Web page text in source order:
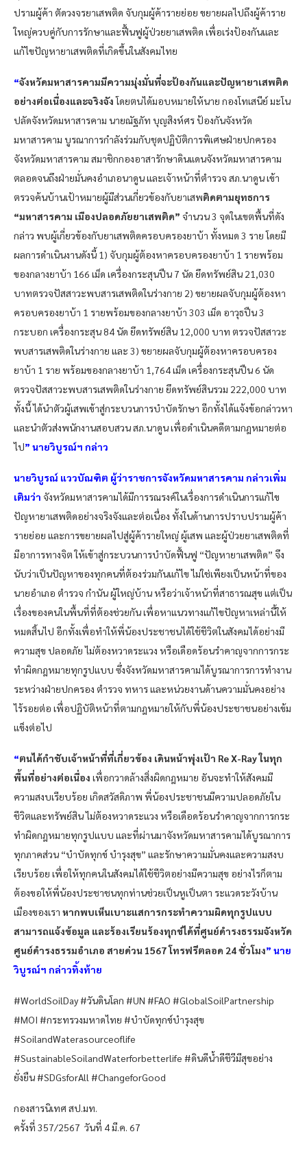
ปรามผู้ค้า ตัดวงจรยาเสพติด จับกุมผู้ค้ารายย่อย ขยายผลไปถึงผู้ค้าราย
ใหญ่ควบคู่กับการรักษาและฟื้นฟูผู้ป่วยยาเสพติด เพื่อเร่งป้องกันและ
แก้ไขปัญหายาเสพติดที่เกิดขึ้นในสังคมไทย
“จังหวัดมหาสารคามมีความมุ่งมั่นที่จะป้องกันและปัญหายาเสพติด
อย่างต่อเนื่องและจริงจังโดยตนได้มอบหมายให้นาย กองโทเสนีย์ มะโน
ปลัดจังหวัดมหาสารคาม นายณัฐภัท บุญสิงห์ศร ป้องกันจังหวัด
มหาสารคาม บูรณาการกำลังร่วมกับชุดปฏิบัติการพิเศษฝ่ายปกครอง
จังหวัดมหาสารคาม สมาชิกกองอาสารักษาดินแดนจังหวัดมหาสารคาม
ตลอดจนถึงฝ่ายมั่นคงอำเภอนาดูน และเจ้าหน้าที่ตำรวจ สภ.นาดูน เข้า
ตรวจค้นบ้านเป้าหมายผู้มีส่วนเกี่ยวข้องกับยาเสพติดตามยุทธการ
“มหาสารคาม เมืองปลอดภัยยาเสพติด” จำนวน 3 จุดในเขตพื้นที่ดัง
กล่าว พบผู้เกี่ยวข้องกับยาเสพติดครอบครองยาบ้า ทั้งหมด 3 ราย โดยมี
ผลการดำเนินงานดังนี้ 1) จับกุมผู้ต้องหาครอบครองยาบ้า 1 รายพร้อม
ของกลางยาบ้า 166 เม็ด เครื่องกระสุนปืน 7 นัด ยึดทรัพย์สิน 21,030
บาทตรวจปัสสาวะพบสารเสพติดในร่างกาย 2) ขยายผลจับกุมผู้ต้องหา
ครอบครองยาบ้า 1 รายพร้อมของกลางยาบ้า 303 เม็ด อาวุธปืน 3
กระบอก เครื่องกระสุน 84 นัด ยึดทรัพย์สิน 12,000 บาท ตรวจปัสสาวะ
พบสารเสพติดในร่างกาย และ 3) ขยายผลจับกุมผู้ต้องหาครอบครอง
ยาบ้า 1 ราย พร้อมของกลางยาบ้า 1,764 เม็ด เครื่องกระสุนปืน 6 นัด
ตรวจปัสสาวะพบสารเสพติดในร่างกาย ยึดทรัพย์สินรวม 222,000 บาท
ทั้งนี้ ได้นำตัวผู้เสพเข้าสู่กระบวนการบำบัดรักษา อีกทั้งได้แจ้งข้อกล่าวหา
และนำตัวส่งพนักงานสอบสวน สภ.นาดูน เพื่อดำเนินคดีตามกฎหมายต่อ
ไป” นายวิบูรณ์ฯ กล่าว
นายวิบูรณ์ แววบัณฑิต ผู้ว่าราชการจังหวัดมหาสารคาม กล่าวเพิ่ม
เติมว่า จังหวัดมหาสารคามได้มีการรณรงค์ในเรื่องการดำเนินการแก้ไข
ปัญหายาเสพติดอย่างจริงจังและต่อเนื่อง ทั้งในด้านการปราบปรามผู้ค้า
รายย่อย และการขยายผลไปสู่ผู้ค้ารายใหญ่ ผู้เสพ และผู้ป่วยยาเสพติดที่
มีอาการทางจิต ให้เข้าสู่กระบวนการบำบัดฟื้นฟู “ปัญหายาเสพติด” จึง
นับว่าเป็นปัญหาของทุกคนที่ต้องร่วมกันแก้ไข ไม่ใช่เพียงเป็นหน้าที่ของ
นายอำเภอ ตำรวจ กำนัน ผู้ใหญ่บ้าน หรือว่าเจ้าหน้าที่สาธารณสุข แต่เป็น
เรื่องของคนในพื้นที่ที่ต้องช่วยกัน เพื่อหาแนวทางแก้ไขปัญหาเหล่านี้ให้
หมดสิ้นไป อีกทั้งเพื่อทำให้พี่น้องประชาชนได้ใช้ชีวิตในสังคมได้อย่างมี
ความสุข ปลอดภัย ไม่ต้องหวาดระแวง หรือเดือดร้อนรำคาญจากการกระ
ทำผิดกฎหมายทุกรูปแบบ ซึ่งจังหวัดมหาสารคามได้บูรณาการการทำงาน
ระหว่างฝ่ายปกครอง ตำรวจ ทหาร และหน่วยงานด้านความมั่นคงอย่าง
ไร้รอยต่อ เพื่อปฏิบัติหน้าที่ตามกฎหมายให้กับพี่น้องประชาชนอย่างเข้ม
แข็งต่อไป
“ตนได้กำชับเจ้าหน้าที่ที่เกี่ยวข้อง เดินหน้าพุ่งเป้า Re X-Ray ในทุก
พื้นที่อย่างต่อเนื่อง เพื่อกวาดล้างสิ่งผิดกฎหมาย อันจะทำให้สังคมมี
ความสงบเรียบร้อย เกิดสวัสดิภาพ พี่น้องประชาชนมีความปลอดภัยใน
ชีวิตและทรัพย์สิน ไม่ต้องหวาดระแวง หรือเดือดร้อนรำคาญจากการกระ
ทำผิดกฎหมายทุกรูปแบบ และที่ผ่านมาจังหวัดมหาสารคามได้บูรณาการ
ทุกภาคส่วน “บำบัดทุกข์ บำรุงสุข” และรักษาความมั่นคงและความสงบ
เรียบร้อย เพื่อให้ทุกคนในสังคมได้ใช้ชีวิตอย่างมีความสุข อย่างไรก็ตาม
ต้องขอให้พี่น้องประชาชนทุกท่านช่วยเป็นหูเป็นตา ระแวดระวังบ้าน
เมืองของเรา หากพบเห็นเบาะแสการกระทำความผิดทุกรูปแบบ
สามารถแจ้งข้อมูล และร้องเรียนร้องทุกข์ได้ที่ศูนย์ดำรงธรรมจังหวัด
ศูนย์ดำรงธรรมอำเภอ สายด่วน 1567 โทรฟรีตลอด 24 ชั่วโมง” นาย
วิบูรณ์ฯ กล่าวทิ้งท้าย
#WorldSoilDay #วันดินโลก #UN #FAO #GlobalSoilPartnership
#MOI #กระทรวงมหาดไทย #บำบัดทุกข์บำรุงสุข
#SoilandWaterasourceoflife
#SustainableSoilandWaterforbetterlife #ดินดีน้ำดีชีวีมีสุขอย่าง
ยั่งยืน #SDGsforAll #ChangeforGood
กองสารนิเทศ สป.มท.
ครั้งที่ 357/2567 วันที่ 4 มี.ค. 67